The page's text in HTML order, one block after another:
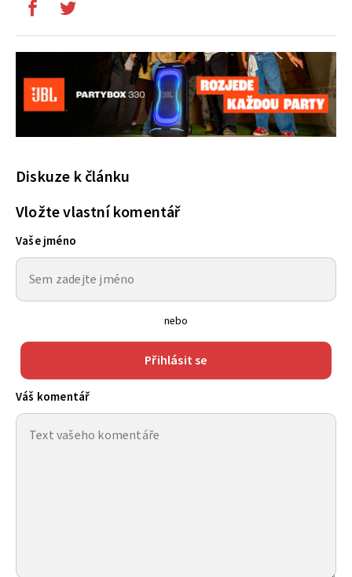
Diskuze k článku
Vložte vlastní komentář
Vaše jméno
nebo
Přihlásit se
Váš komentář